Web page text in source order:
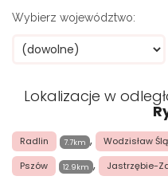
Wybierz województwo:
Lokalizacje w
Radlin 7.7km , Wodzisław
Pszów 12.9km , Jastrzębie-